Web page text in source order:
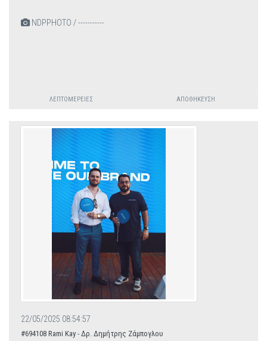
NDPPHOTO / -----------
ΛΕΠΤΟΜΈΡΕΙΕΣ ΑΠΟΘΉΚΕΥΣΗ
22/05/2025 08:54:57
#694108 Rami Kay - Δρ. Δημήτρης Ζάμπογλου